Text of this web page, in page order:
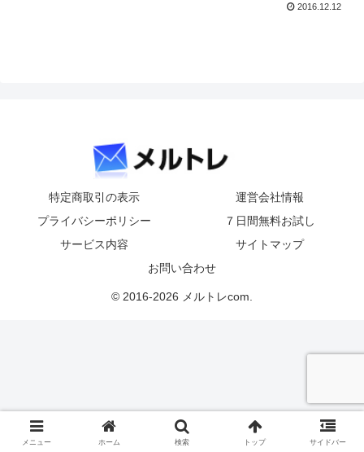
2016.12.12
特定商取引の表示
運営会社情報
プライバシーポリシー
７日間無料お試し
サービス内容
サイトマップ
お問い合わせ
© 2016-2026 メルトレcom.
メニュー ホーム 検索 トップ サイドバー